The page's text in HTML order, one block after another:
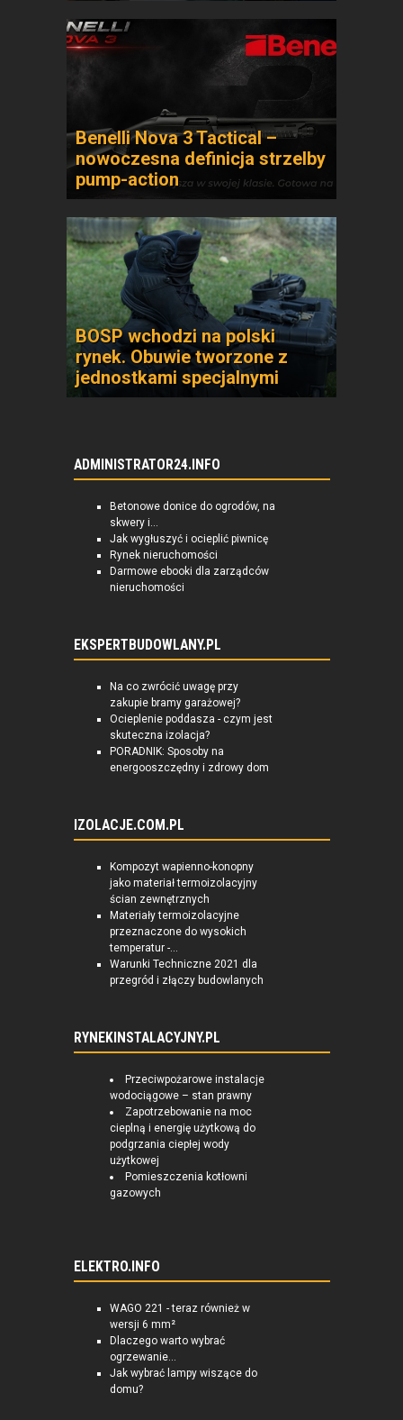
Benelli Nova 3 Tactical –
nowoczesna definicja strzelby
pump-action
BOSP wchodzi na polski
rynek. Obuwie tworzone z
jednostkami specjalnymi
ADMINISTRATOR24.INFO
Betonowe donice do ogrodów, na
skwery i...
Jak wygłuszyć i ocieplić piwnicę
Rynek nieruchomości
Darmowe ebooki dla zarządców
nieruchomości
EKSPERTBUDOWLANY.PL
Na co zwrócić uwagę przy
zakupie bramy garażowej?
Ocieplenie poddasza - czym jest
skuteczna izolacja?
PORADNIK: Sposoby na
energooszczędny i zdrowy dom
IZOLACJE.COM.PL
Kompozyt wapienno-konopny
jako materiał termoizolacyjny
ścian zewnętrznych
Materiały termoizolacyjne
przeznaczone do wysokich
temperatur -...
Warunki Techniczne 2021 dla
przegród i złączy budowlanych
RYNEKINSTALACYJNY.PL
Przeciwpożarowe instalacje
wodociągowe – stan prawny
Zapotrzebowanie na moc
cieplną i energię użytkową do
podgrzania ciepłej wody
użytkowej
Pomieszczenia kotłowni
gazowych
ELEKTRO.INFO
WAGO 221 - teraz również w
wersji 6 mm²
Dlaczego warto wybrać
ogrzewanie...
Jak wybrać lampy wiszące do
domu?